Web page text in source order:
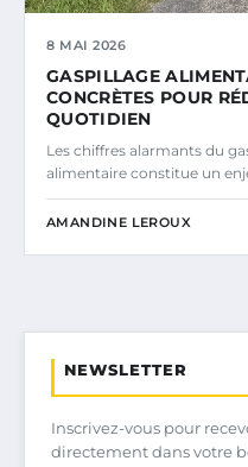
8 MAI 2026
GASPILLAGE
CONCRÈTES POUR
QUOTIDIEN
Les chiffres alarmants du
alimentaire constitue un
AMANDINE LEROUX
NEWSLETTER
Inscrivez-vous pour
directement dans votre